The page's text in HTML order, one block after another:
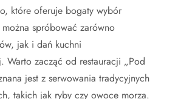
które oferuje bogaty wybór
spróbować zarówno
jak i dań kuchni
Warto zacząć od restauracji „Pod
jest z serwowania tradycyjnych
takich jak ryby czy owoce morza.